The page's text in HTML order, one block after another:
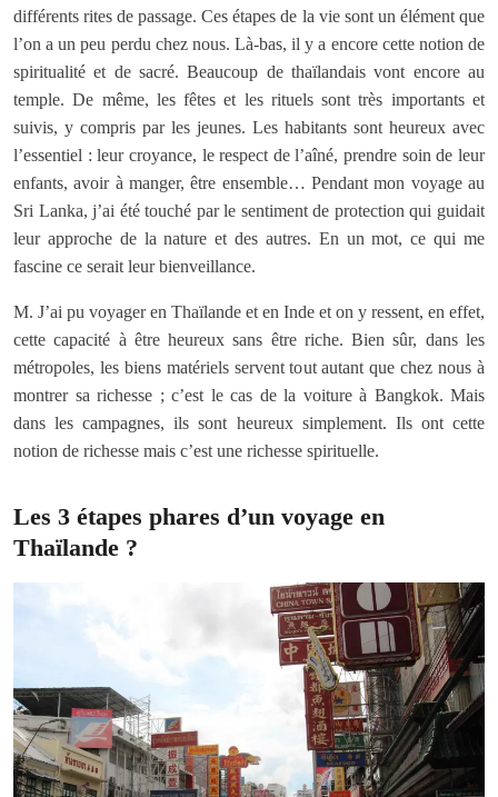
différents rites de passage. Ces étapes de la vie sont un élément que
l’on a un peu perdu chez nous. Là-bas, il y a encore cette notion de
spiritualité et de sacré. Beaucoup de thaïlandais vont encore au
temple. De même, les fêtes et les rituels sont très importants et
suivis, y compris par les jeunes. Les habitants sont heureux avec
l’essentiel : leur croyance, le respect de l’aîné, prendre soin de leur
enfants, avoir à manger, être ensemble… Pendant mon voyage au
Sri Lanka, j’ai été touché par le sentiment de protection qui guidait
leur approche de la nature et des autres. En un mot, ce qui me
fascine ce serait leur bienveillance.
M. J’ai pu voyager en Thaïlande et en Inde et on y ressent, en effet,
cette capacité à être heureux sans être riche. Bien sûr, dans les
métropoles, les biens matériels servent tout autant que chez nous à
montrer sa richesse ; c’est le cas de la voiture à Bangkok. Mais
dans les campagnes, ils sont heureux simplement. Ils ont cette
notion de richesse mais c’est une richesse spirituelle.
Les 3 étapes phares d’un voyage en
Thaïlande ?